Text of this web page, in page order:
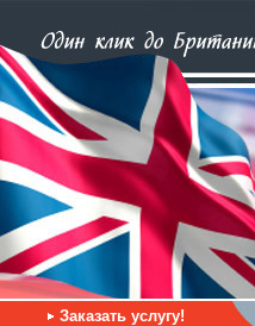
Заказать услугу!